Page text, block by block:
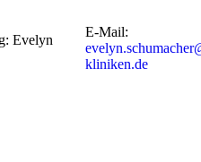
Evelyn
E-Mail:
kliniken.de